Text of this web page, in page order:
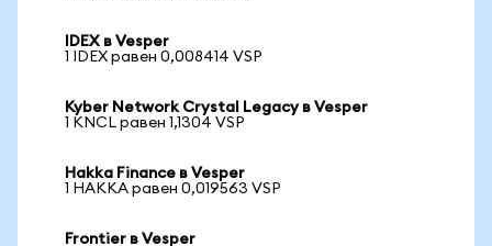
IDEX в Vesper
1 IDEX равен 0,008414 VSP
Kyber Network Crystal Legacy в Vesper
1 KNCL равен 1,1304 VSP
Hakka Finance в Vesper
1 HAKKA равен 0,019563 VSP
Frontier в Vesper